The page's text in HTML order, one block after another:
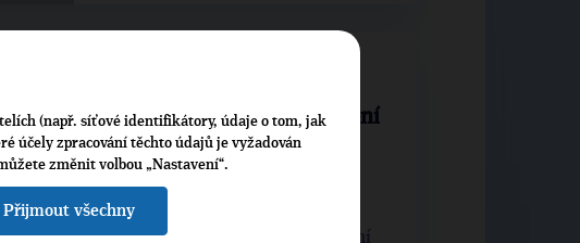
Požadujeme odklad hlášení
zaměstnavatelů
Předsednictvo TOP 09 se na
svém jednání zabývalo aktuální
(např. síťové identifikátory, údaje o tom, jak
účely zpracování těchto údajů je vyžadován
změnit volbou „Nastavení“.
Přijmout všechny